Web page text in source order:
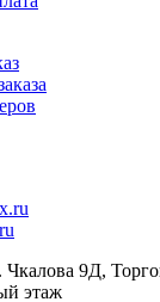
Чкалова 9Д,
этаж